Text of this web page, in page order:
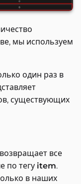
мы используем
один раз в
существующих
все
по тегу item.
в наших